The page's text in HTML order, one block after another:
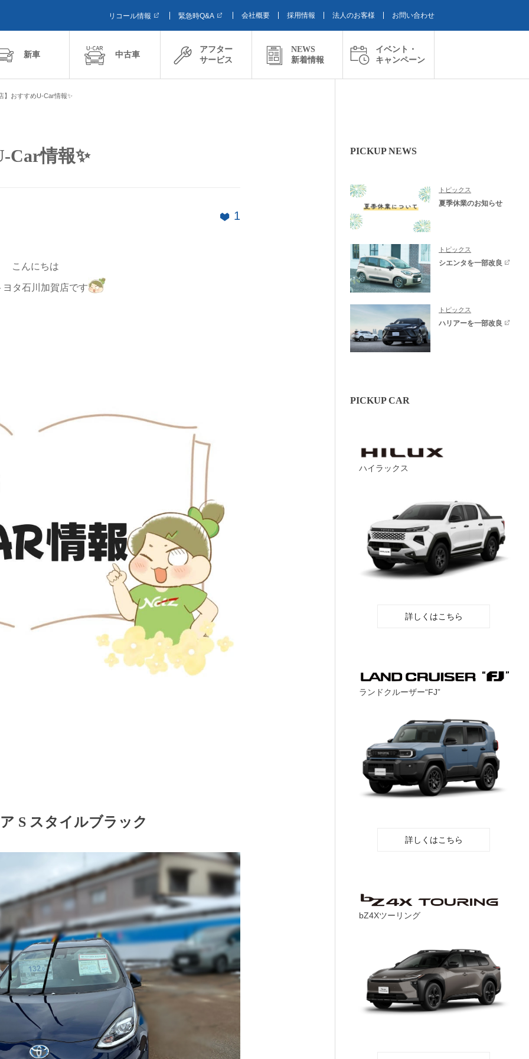
リコール情報 緊急時Q&A 会社概要 採用情報 法人のお客様 お問い合わせ
新車 中古車
アフター
サービス
NEWS
新着情報
イベント・
キャンペーン
】おすすめU-Car情報✨
Car情報✨
1
こんにちは
ヨタ石川加賀店です
S スタイルブラック
PICKUP NEWS
トピックス
夏季休業のお知らせ
トピックス
シエンタを一部改良
トピックス
ハリアーを一部改良
PICKUP CAR
ハイラックス
詳しくはこちら
ランドクルーザー“FJ”
詳しくはこちら
bZ4Xツーリング